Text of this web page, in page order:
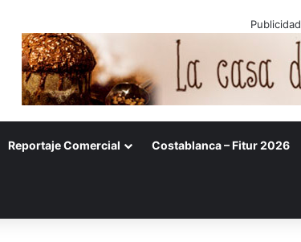
Publicidad
Reportaje Comercial Costablanca – Fitur 2026